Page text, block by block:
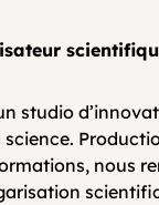
nous
studio
nous